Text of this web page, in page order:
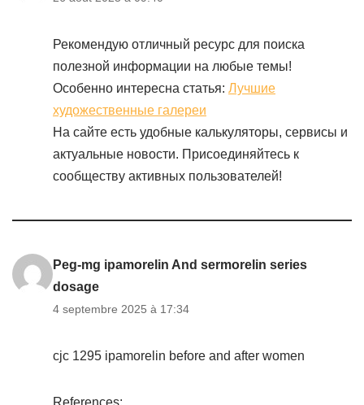
Рекомендую отличный ресурс для поиска
полезной информации на любые темы!
Особенно интересна статья: Лучшие
художественные галереи
На сайте есть удобные калькуляторы, сервисы и
актуальные новости. Присоединяйтесь к
сообществу активных пользователей!
Peg-mg ipamorelin And sermorelin series
dosage
4 septembre 2025 à 17:34
cjc 1295 ipamorelin before and after women
References: